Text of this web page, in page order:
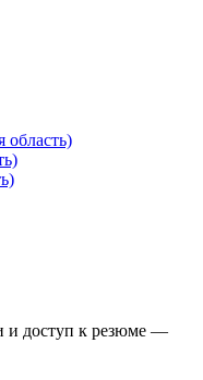
область)
и доступ к резюме —